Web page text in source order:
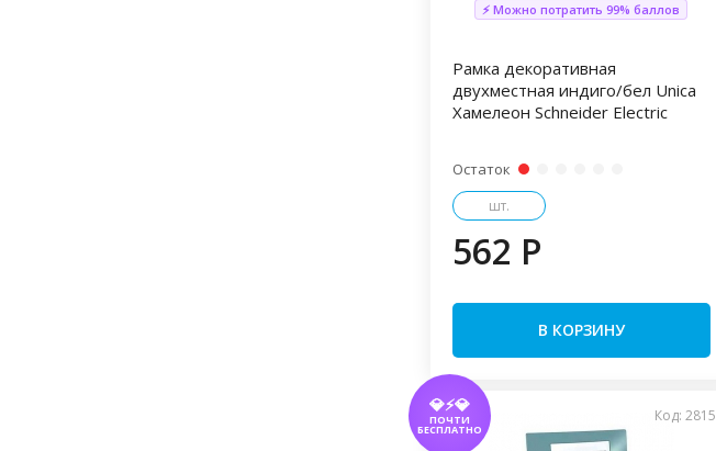
⚡ Можно потратить 99% баллов
Рамка декоративная
двухместная индиго/бел Unica
Хамелеон Schneider Electric
Остаток
шт.
562 P
В КОРЗИНУ
💎⚡💎
ПОЧТИ
БЕСПЛАТНО
Код: 2815